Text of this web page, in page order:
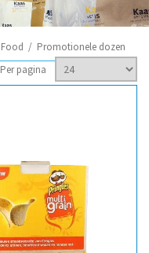
Food / Promotionele dozen
Per pagina